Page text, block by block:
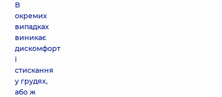
В
окремих
випадках
виникає
дискомфорт
і
стискання
у грудях,
або ж